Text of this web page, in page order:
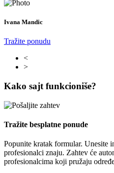
Ivana Mandic
Tražite ponudu
<
>
Kako sajt funkcioniše?
Tražite besplatne ponude
Popunite kratak formular. Unesite
profesionalci znaju. Zahtev će
profesionalcima koji pružaju